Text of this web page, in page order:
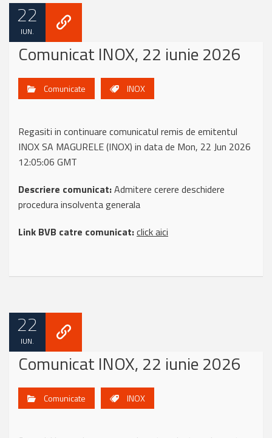
22
IUN.
Comunicat INOX, 22 iunie 2026
Comunicate INOX
Regasiti in continuare comunicatul remis de emitentul
INOX SA MAGURELE (INOX) in data de Mon, 22 Jun 2026
12:05:06 GMT
Descriere comunicat:Admitere cerere deschidere
procedura insolventa generala
Link BVB catre comunicat:click aici
22
IUN.
Comunicat INOX, 22 iunie 2026
Comunicate INOX